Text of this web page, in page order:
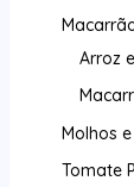
Arroz
Molhos
Tomate